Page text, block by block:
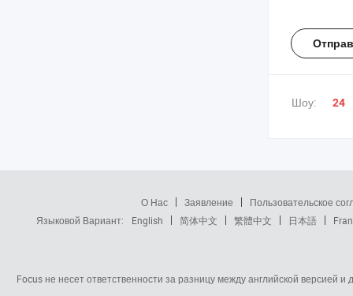
Шоу: 24
О Нас Заявление Пользовательское
Языковой Вариант:
English 简体中文 繁體中文 日本語
Focus не несет ответственности за разницу между английской версией